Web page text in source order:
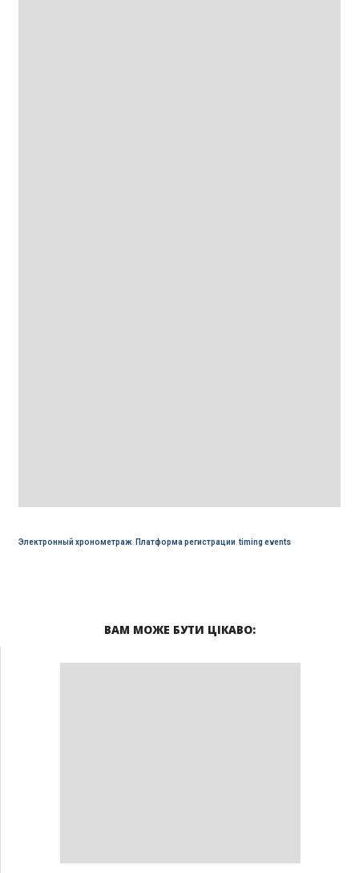
Электронный хронометраж, Платформа регистрации timing events
ВАМ МОЖЕ БУТИ ЦІКАВО: